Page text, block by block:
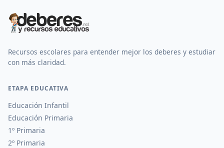
Recursos escolares para entender mejor los deberes y estudiar
con más claridad.
ETAPA EDUCATIVA
Educación Infantil
Educación Primaria
1º Primaria
2º Primaria